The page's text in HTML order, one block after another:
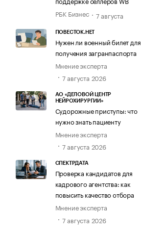
РБК Бизнес
7 августа
ПОВЕСТОК.НЕТ
Нужен ли военный билет для
получения загранпаспорта
Мнение эксперта
7 августа 2026
АО «ДЕЛОВОЙ ЦЕНТР
НЕЙРОХИРУРГИИ»
Судорожные приступы: что
нужно знать пациенту
Мнение эксперта
7 августа 2026
СПЕКТРДАТА
Проверка кандидатов для
кадрового агентства: как
повысить качество отбора
Мнение эксперта
7 августа 2026